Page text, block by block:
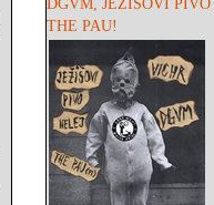
DGVM, JEŽIŠOVI
THE PAU!